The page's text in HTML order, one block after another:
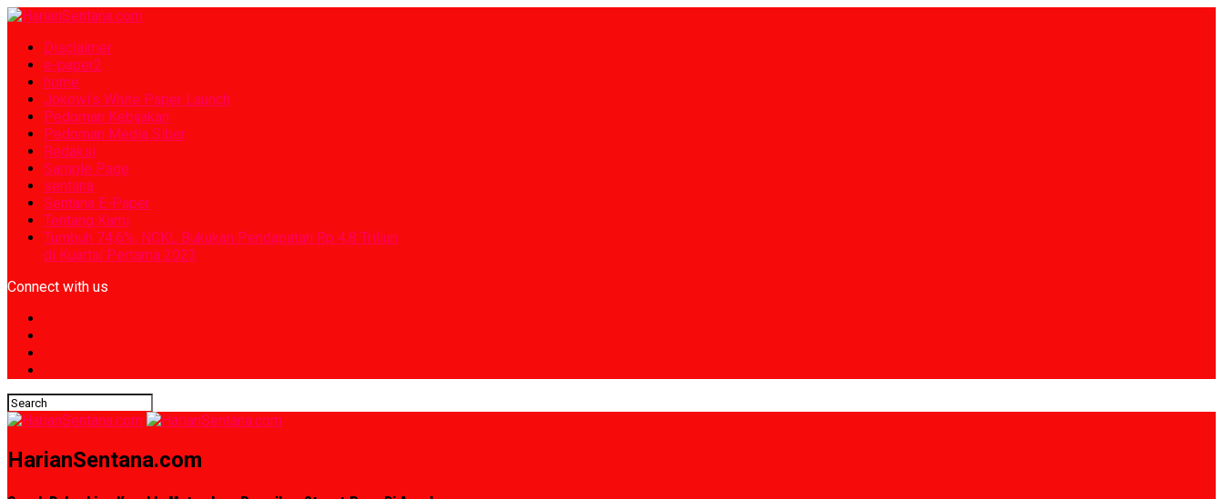
Disclaimer
e-paper2
home
Jokowi’s White Paper Launch
Pedoman Kebijakan
Pedoman Media Siber
Redaksi
Sample Page
sentana
Sentana E-Paper
Tentang Kami
Tumbuh 74,6%, NCKL Bukukan Pendapatan Rp 4,8 Triliun
di Kuartal Pertama 2023
Connect with us
HarianSentana.com